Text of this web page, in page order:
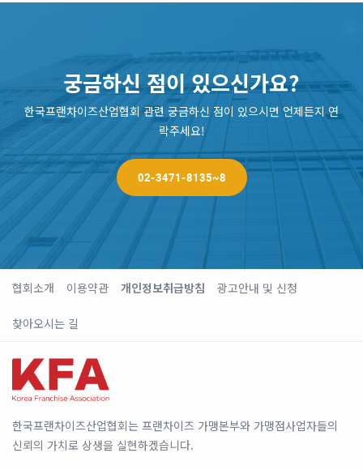
궁금하신 점이 있으신가요?
한국프랜차이즈산업협회 관련 궁금하신 점이 있으시면 언제든지 연
락주세요!
02-3471-8135~8
협회소개 이용약관 개인정보취급방침 광고안내 및 신청
찾아오시는 길
한국프랜차이즈산업협회는 프랜차이즈 가맹본부와 가맹점사업자들의
신뢰의 가치로 상생을 실현하겠습니다.